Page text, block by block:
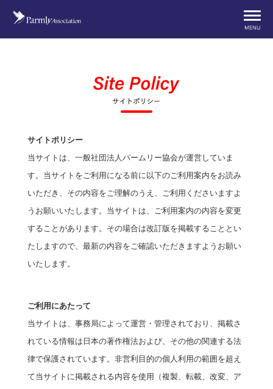
サイトポリシー
当サイトは、一般社団法人パームリー協会が運営していま
す。当サイトをご利用になる前に以下のご利用案内をお読み
いただき、その内容をご理解のうえ、ご利用くださいますよ
うお願いいたします。当サイトは、ご利用案内の内容を変更
することがあります。その場合は改訂版を掲載することとい
たしますので、最新の内容をご確認いただきますようお願い
いたします。
ご利用にあたって
当サイトは、事務局によって運営・管理されており、掲載さ
れている情報は日本の著作権法および、その他の関連する法
律で保護されています。非営利目的の個人利用の範囲を超え
て当サイトに掲載される内容を使用（複製、転載、改変、ア